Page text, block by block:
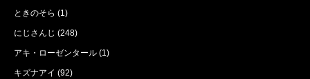
ときのそら (1)
にじさんじ (248)
アキ・ローゼンタール (1)
キズナアイ (92)